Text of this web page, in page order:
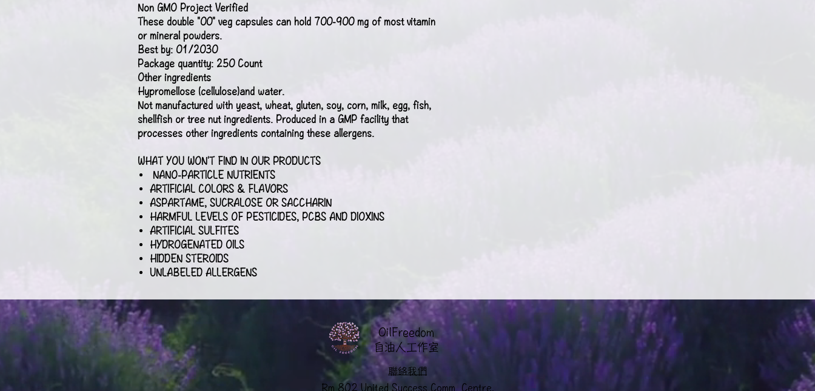
Non GMO Project Verified
These double "00" veg capsules can hold 700-900 mg of most vitamin
or mineral powders.
Best by: 01/2030
Package quantity: 250 Count
Other ingredients
Hypromellose (cellulose)and water.
Not manufactured with yeast, wheat, gluten, soy, corn, milk, egg, fish,
shellfish or tree nut ingredients. Produced in a GMP facility that
processes other ingredients containing these allergens.
WHAT YOU WON'T FIND IN OUR PRODUCTS
NANO-PARTICLE NUTRIENTS
ARTIFICIAL COLORS & FLAVORS
ASPARTAME, SUCRALOSE OR SACCHARIN
HARMFUL LEVELS OF PESTICIDES, PCBS AND DIOXINS
ARTIFICIAL SULFITES
HYDROGENATED OILS
HIDDEN STEROIDS
UNLABELED ALLERGENS
OilFreedom
​自油人工作室
聯絡我們
Rm 802 United Success Comm. Centre,